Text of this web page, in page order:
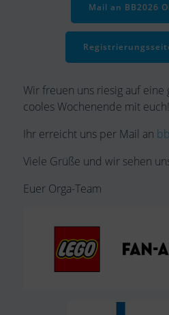
Mail an BB2026
Wir freuen uns riesig auf eine
cooles Wochenende mit euch!
Ihr erreicht uns per Mail an
Viele Grüße und wir sehen
Euer Orga-Team